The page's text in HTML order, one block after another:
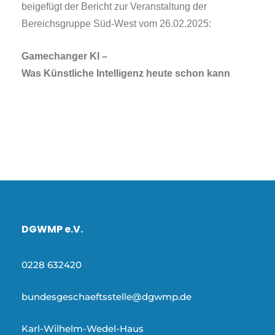
beigefügt der Bericht zur Veranstaltung der
Bereichsgruppe Süd-West vom 26.02.2025:
Gamechanger KI –
Was Künstliche Intelligenz heute schon kann
DGWMP e.V.
0228 632420
bundesgeschaeftsstelle@dgwmp.de
Karl-Wilhelm-Wedel-Haus